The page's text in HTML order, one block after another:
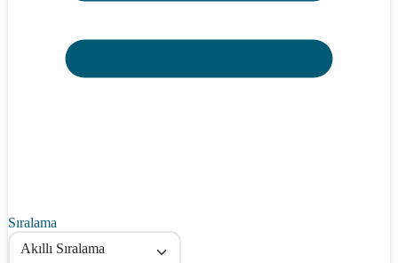
Sıralama
Akıllı Sıralama